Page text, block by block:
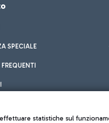
SPECIALE
statistiche sul